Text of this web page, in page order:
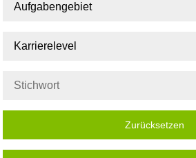
Aufgabengebiet
Karrierelevel
Zurücksetzen